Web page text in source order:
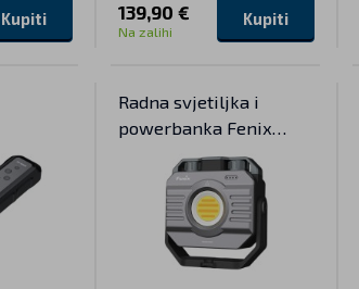
Kupiti 139,90 €
Na zalihi
Kupiti
Radna svjetiljka i
powerbanka Fenix